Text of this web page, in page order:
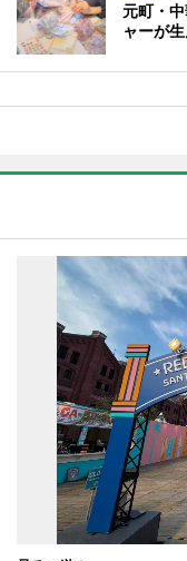
元町・
ャーが